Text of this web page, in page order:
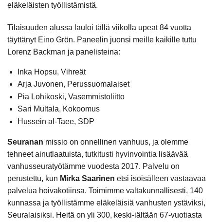
eläkeläisten työllistämistä.
Tilaisuuden alussa lauloi tällä viikolla upeat 84 vuotta
täyttänyt Eino Grön. Paneelin juonsi meille kaikille tuttu
Lorenz Backman ja panelisteina:
Inka Hopsu, Vihreät
Arja Juvonen, Perussuomalaiset
Pia Lohikoski, Vasemmistoliitto
Sari Multala, Kokoomus
Hussein al-Taee, SDP
Seuranan missio on onnellinen vanhuus, ja olemme
tehneet ainutlaatuista, tutkitusti hyvinvointia lisäävää
vanhusseuratyötämme vuodesta 2017. Palvelu on
perustettu, kun Mirka Saarinen etsi isoisälleen vastaavaa
palvelua hoivakotiinsa. Toimimme valtakunnallisesti, 140
kunnassa ja työllistämme eläkeläisiä vanhusten ystäviksi,
Seuralaisiksi. Heitä on yli 300, keski-iältään 67-vuotiasta